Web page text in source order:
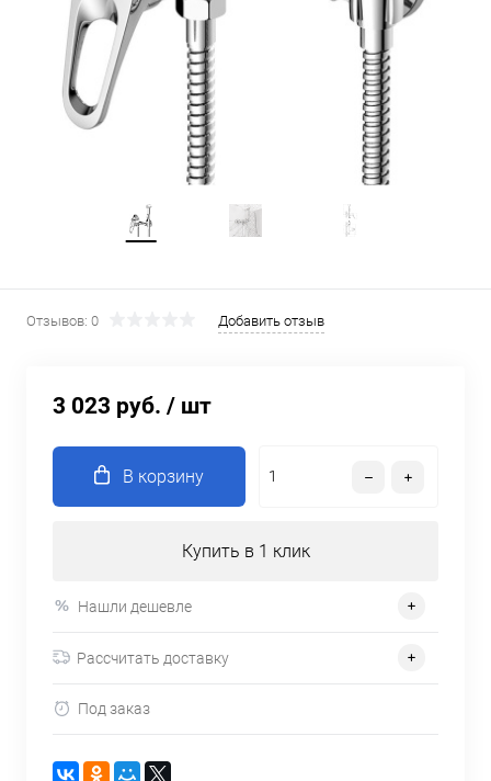
Отзывов: 0 Добавить отзыв
3 023 руб. / шт
В корзину
Купить в 1 клик
Нашли дешевле
Рассчитать доставку
Под заказ